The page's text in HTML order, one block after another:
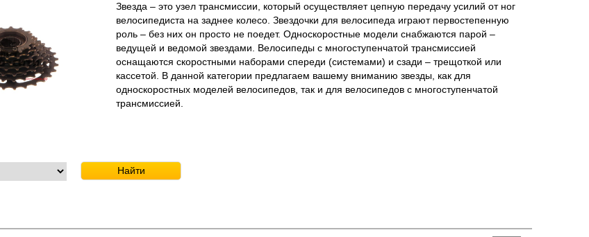
Звезда – это узел трансмиссии, который осуществляет цепную передачу усилий от ног
велосипедиста на заднее колесо. Звездочки для велосипеда играют первостепенную
роль – без них он просто не поедет. Односкоростные модели снабжаются парой –
ведущей и ведомой звездами. Велосипеды с многоступенчатой трансмиссией
оснащаются скоростными наборами спереди (системами) и сзади – трещоткой или
кассетой. В данной категории предлагаем вашему вниманию звезды, как для
односкоростных моделей велосипедов, так и для велосипедов с многоступенчатой
трансмиссией.